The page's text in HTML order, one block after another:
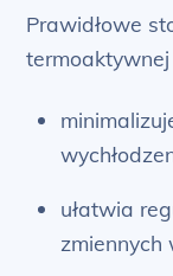
Prawidłowe
ułatwia
zmiennych